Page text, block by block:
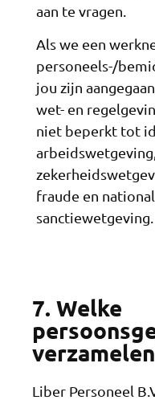
aan te vragen.
Als we een
personeels-/
jou zijn
wet- en
niet beperkt tot
fraude en
sanctiewetgeving.
7. Welke
Liber Personeel